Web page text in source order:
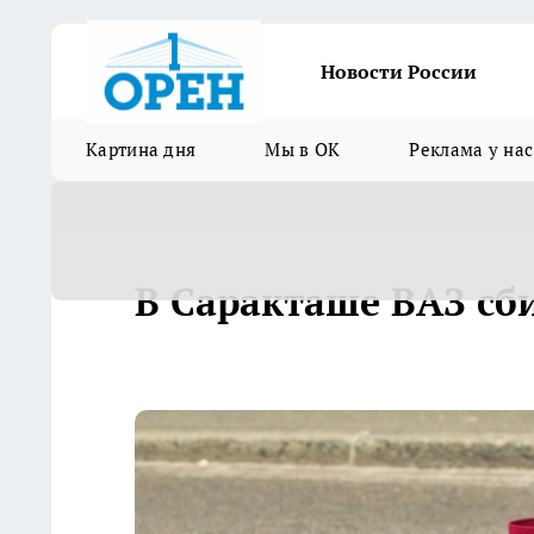
Новости России
Картина дня Мы в ОК Реклама у нас
В Саракташе ВАЗ